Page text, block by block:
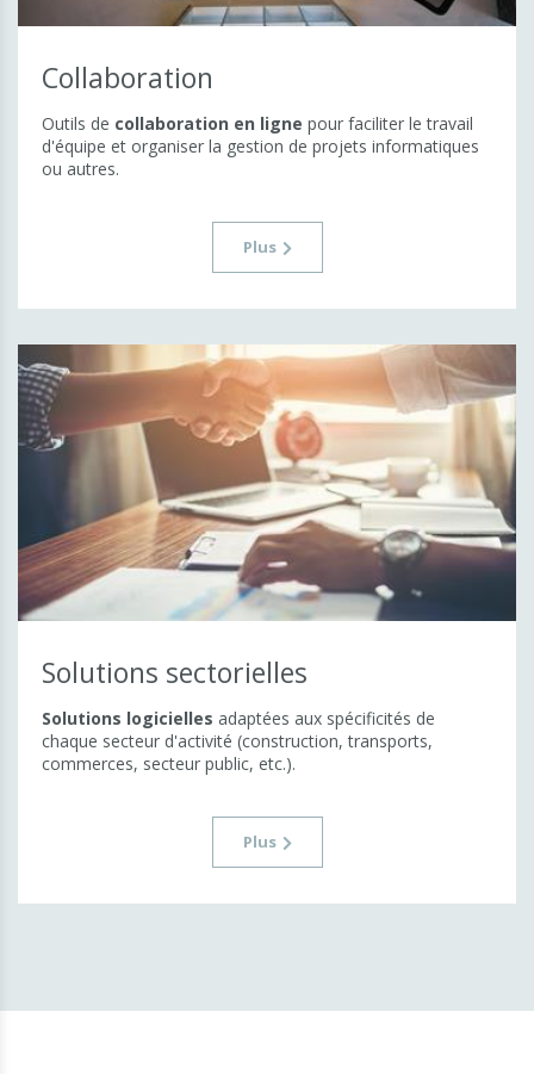
Collaboration
Outils de collaboration en ligne pour faciliter le travail
d'équipe et organiser la gestion de projets informatiques
ou autres.
Plus
Solutions sectorielles
Solutions logicielles adaptées aux spécificités de
chaque secteur d'activité (construction, transports,
commerces, secteur public, etc.).
Plus